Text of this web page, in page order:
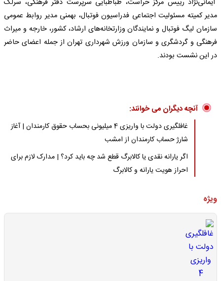
ایمانی‌نژاد رییس مرکز حراست، طباطبایی سرپرست دفتر فرهنگی، سرلک
مدیر کمیته مسئولیت اجتماعی فدراسیون فوتبال، بهمنی مدیر روابط عمومی
سازمان لیگ فوتبال و نمایندگان وزارتخانه‌های ارشاد، کشور، خارجه و میراث
فرهنگی و گردشگری و سازمان ورزش شهرداری تهران از جمله اعضای حاضر
در این نشست بودند.
آنچه دیگران می خوانند:
غافلگیری دولت با واریزی 4 میلیونی بحساب حقوق کارمندان | آغاز
شارژ حساب کارمندان از امشب
اگر یارانه نقدی یا کالابرگ قطع شد چه باید کرد؟ | مدارک لازم برای
احراز هویت یارانه و کالابرگ
ویژه